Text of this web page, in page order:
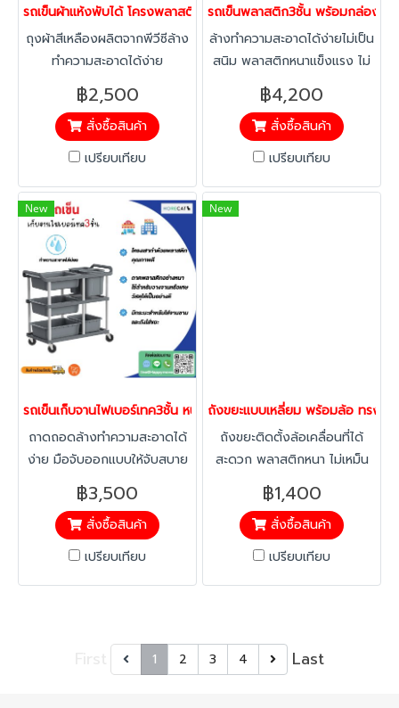
รถเข็นผ้าแห้งพับได้ โครงพลาสติกอย่างหนา ไม่เป็นสนิม ล้างทำความสะ
ถุงผ้าสีเหลืองผลิตจากพีวีซีล้าง
ทำความสะอาดได้ง่าย
฿2,500
สั่งซื้อสินค้า
เปรียบเทียบ
รถเข็นพลาสติก3ชั้น พร้อมกล่องใส่
ล้างทำความสะอาดได้ง่ายไม่เป็น
สนิม พลาสติกหนาแข็งแรง ไม่
แอ่น เมื่อรับน้ำหนัก
฿4,200
สั่งซื้อสินค้า
เปรียบเทียบ
New
รถเข็นเก็บจานไฟเบอร์เทค3ชั้น หนา ไม่แตกง่าย ไม่มีกลิ่มเหม็น 56152
ถาดถอดล้างทำความสะอาดได้
ง่าย มือจับออกแบบให้จับสบาย
ไม่เมื่อยมือ เข็นในที่แคบได้ง่าย
฿3,500
สั่งซื้อสินค้า
เปรียบเทียบ
New
ถังขยะแบบเหลี่ยม พร้อมล้อ ทรงส
ถังขยะติดตั้งล้อเคลื่อนที่ได้
สะดวก พลาสติกหนา ไม่เหม็น
ล้างทำความสะอาดง่าย
฿1,400
สั่งซื้อสินค้า
เปรียบเทียบ
1 2 3 4 Last